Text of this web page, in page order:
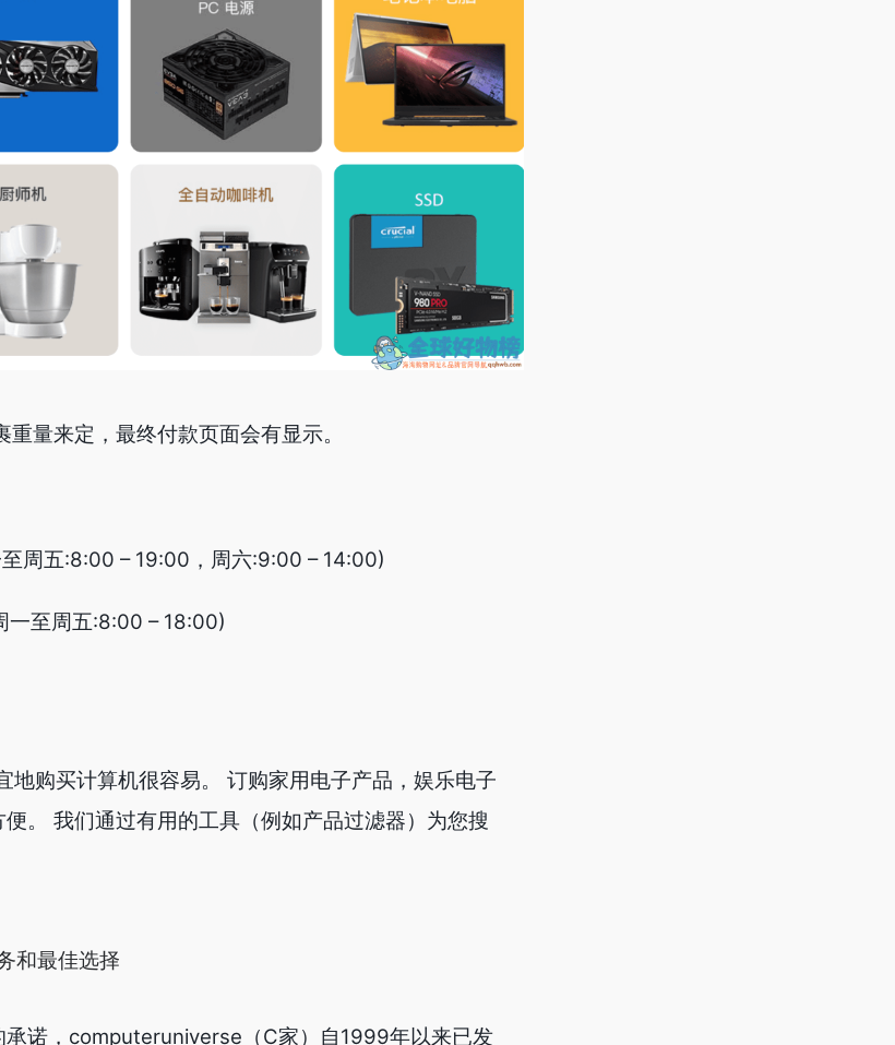
量来定，最终付款页面会有显示。
周五:8:00 – 19:00，周六:9:00 – 14:00)
至周五:8:00 – 18:00)
购买计算机很容易。 订购家用电子产品，娱乐电子
。 我们通过有用的工具（例如产品过滤器）为您搜
和最佳选择
承诺，computeruniverse（C家）自1999年以来已发